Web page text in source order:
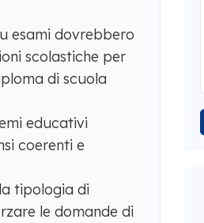
esami dovrebbero
scolastiche per
di scuola
educativi
coerenti e
tipologia di
le domande di